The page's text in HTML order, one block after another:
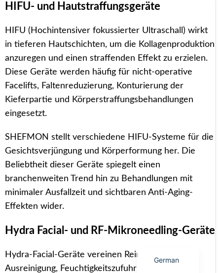
HIFU- und Hautstraffungsgeräte
HIFU (Hochintensiver fokussierter Ultraschall) wirkt
in tieferen Hautschichten, um die Kollagenproduktion
anzuregen und einen straffenden Effekt zu erzielen.
Diese Geräte werden häufig für nicht-operative
Facelifts, Faltenreduzierung, Konturierung der
Kieferpartie und Körperstraffungsbehandlungen
eingesetzt.
SHEFMON stellt verschiedene HIFU-Systeme für die
Gesichtsverjüngung und Körperformung her. Die
Beliebtheit dieser Geräte spiegelt einen
branchenweiten Trend hin zu Behandlungen mit
minimaler Ausfallzeit und sichtbaren Anti-Aging-
Effekten wider.
Hydra Facial- und RF-Mikroneedling-Geräte
Hydra-Facial-Geräte vereinen Reinigung, Peeling,
Ausreinigung, Feuchtigkeitszufuhr und Serum-
German
Spanish
Russian
Portuguese
Japanese
Korean